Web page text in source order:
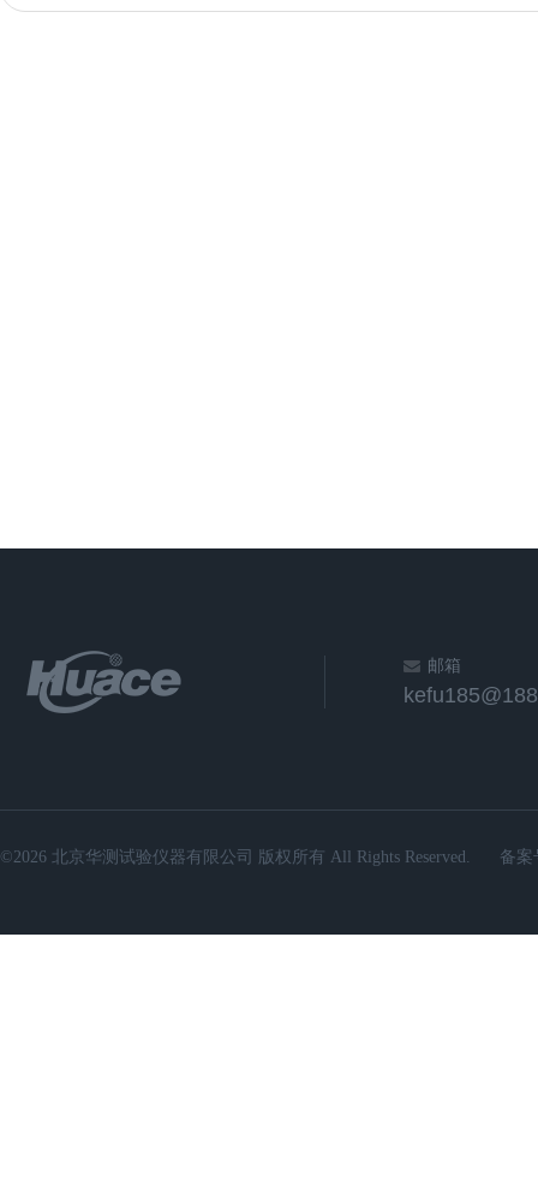
邮箱
©2026 北京华测试验仪器有限公司 版权所有 All Rights Reserved. 备案